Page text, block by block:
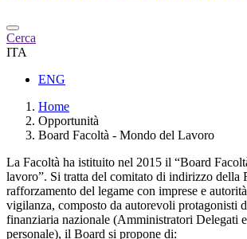
Cerca
ITA
ENG
Home
Opportunità
Board Facoltà - Mondo del Lavoro
La Facoltà ha istituito nel 2015 il “Board
lavoro”. Si tratta del comitato di indirizzo della
rafforzamento del legame con imprese e
vigilanza, composto da autorevoli protagonisti
finanziaria nazionale (Amministratori Delegati
personale), il Board si propone di: